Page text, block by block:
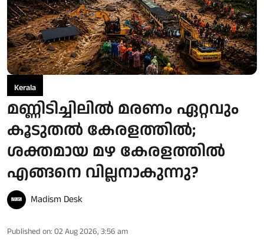
Kerala
മണ്ണിടിച്ചിലിൽ മരണം ഏറ്റവും
കൂടുതൽ കേരളത്തിൽ;
ശക്തമായ മഴ കേരളത്തിൽ
എങ്ങനെ വില്ലനാകുന്നു?
Madism Desk
Published on: 02 Aug 2026, 3:56 am